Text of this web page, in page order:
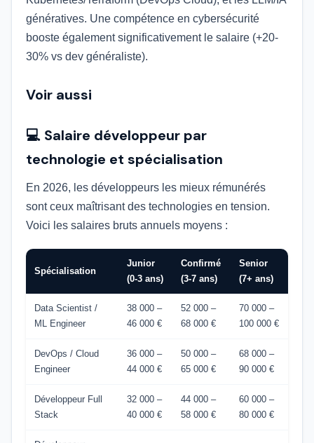
génératives. Une compétence en cybersécurité
booste également significativement le salaire (+20-
30% vs dev généraliste).
Voir aussi
💻 Salaire développeur par
technologie et spécialisation
En 2026, les développeurs les mieux rémunérés
sont ceux maîtrisant des technologies en tension.
Voici les salaires bruts annuels moyens :
Spécialisation
Junior
(0-3 ans)
Confirmé
(3-7 ans)
Senior
(7+ ans)
Data Scientist /
ML Engineer
38 000 –
46 000 €
52 000 –
68 000 €
70 000 –
100 000 €
DevOps / Cloud
Engineer
36 000 –
44 000 €
50 000 –
65 000 €
68 000 –
90 000 €
Développeur Full
Stack
32 000 –
40 000 €
44 000 –
58 000 €
60 000 –
80 000 €